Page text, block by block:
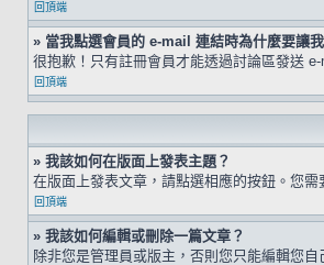
回頂端
» 當我點選會員的 e-mail 連結時為什麼要讓我
很抱歉！只有註冊會員才能透過討論區發送
回頂端
» 我該如何在版面上發表主題？
在版面上發表文章，請點選相應的按鈕。您
回頂端
» 我該如何編輯或刪除一篇文章？
除非您是管理員或版主，否則您只能編輯您